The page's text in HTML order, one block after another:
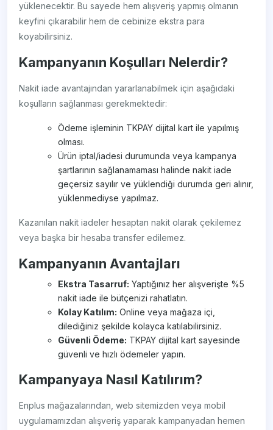
yüklenecektir. Bu sayede hem alışveriş yapmış olmanın
keyfini çıkarabilir hem de cebinize ekstra para
koyabilirsiniz.
Kampanyanın Koşulları Nelerdir?
Nakit iade avantajından yararlanabilmek için aşağıdaki
koşulların sağlanması gerekmektedir:
Ödeme işleminin TKPAY dijital kart ile yapılmış
olması.
Ürün iptal/iadesi durumunda veya kampanya
şartlarının sağlanamaması halinde nakit iade
geçersiz sayılır ve yüklendiği durumda geri alınır,
yüklenmediyse yapılmaz.
Kazanılan nakit iadeler hesaptan nakit olarak çekilemez
veya başka bir hesaba transfer edilemez.
Kampanyanın Avantajları
Ekstra Tasarruf: Yaptığınız her alışverişte %5
nakit iade ile bütçenizi rahatlatın.
Kolay Katılım: Online veya mağaza içi,
dilediğiniz şekilde kolayca katılabilirsiniz.
Güvenli Ödeme: TKPAY dijital kart sayesinde
güvenli ve hızlı ödemeler yapın.
Kampanyaya Nasıl Katılırım?
Enplus mağazalarından, web sitemizden veya mobil
uygulamamızdan alışveriş yaparak kampanyadan hemen